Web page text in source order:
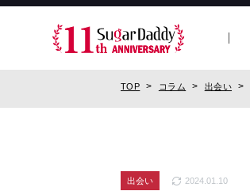
TOP コラム 出会い
出会い 2024.01.10